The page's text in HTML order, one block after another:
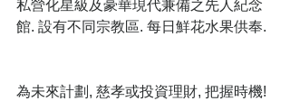
私營化星級及豪華現代兼備之先人紀念
館. 設有不同宗教區. 每日鮮花水果供奉.
為未來計劃, 慈孝或投資理財, 把握時機!